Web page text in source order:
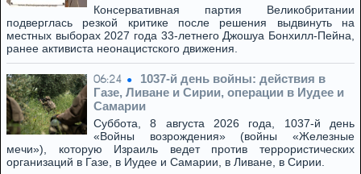
Консервативная партия Великобритании
подверглась резкой критике после решения выдвинуть на
местных выборах 2027 года 33-летнего Джошуа Бонхилл-Пейна,
ранее активиста неонацистского движения.
06:24
1037-й день войны: действия в
Газе, Ливане и Сирии, операции в Иудее и
Самарии
Суббота, 8 августа 2026 года, 1037-й день
«Войны возрождения» (войны «Железные
мечи»), которую Израиль ведет против террористических
организаций в Газе, в Иудее и Самарии, в Ливане, в Сирии.